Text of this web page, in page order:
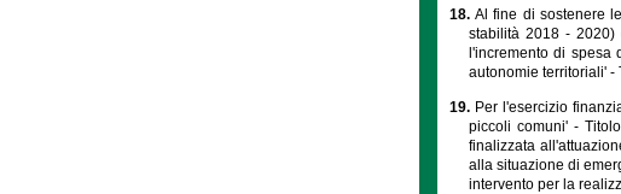
18.Al fine di sostenere
stabilità 2018 - 2020)
l'incremento di
autonomie territoriali'
19. Per l'esercizio
piccoli comuni' -
finalizzata
alla situazione di
intervento per la